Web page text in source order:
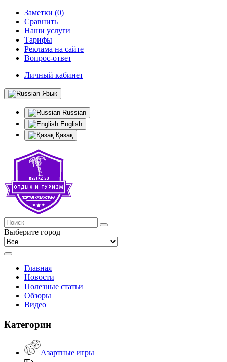
Заметки (0)
Сравнить
Наши услуги
Тарифы
Реклама на сайте
Вопрос-ответ
Личный кабинет
Язык
Russian
English
Қазақ
Выберите город
Главная
Новости
Полезные статьи
Обзоры
Видео
Категории
Азартные игры